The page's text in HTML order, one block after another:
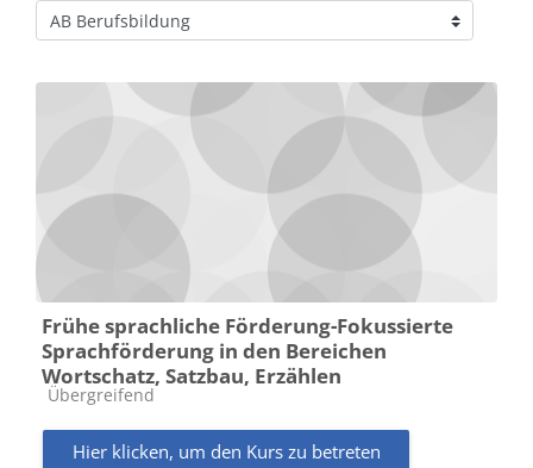
Kursbereiche
Frühe sprachliche Förderung-Fokussierte
Sprachförderung in den Bereichen
Wortschatz, Satzbau, Erzählen
Kursbereich
Übergreifend
Hier klicken, um den Kurs zu betreten